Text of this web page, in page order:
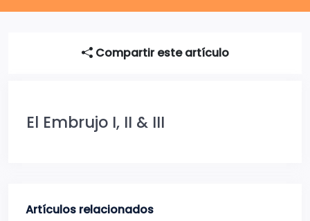
Compartir este artículo
El Embrujo I, II & III
Artículos relacionados